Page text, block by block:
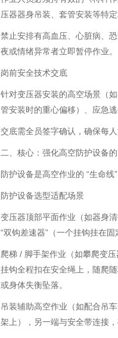
压器器身吊装、套管安装等特
禁止安排有高血压、心脏病、
夜或情绪异常者立即暂停作业。
岗前安全技术交底
针对变压器安装的高空场景（
管安装时的重心偏移）、应急逃
交底需全员签字确认，确保每
二、核心：强化高空防护设备
防护设备是高空作业的 “生命
防护设备选型适配场景
变压器顶部平面作业（如器身
“双钩差速器”（一个挂钩挂在
爬梯 / 脚手架作业（如攀爬变
挂钩全程扣在安全绳上，随爬
或身体失衡坠落。
吊装辅助高空作业（如配合吊
架上），另一端与安全带连接